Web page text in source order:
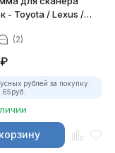
- Toyota / Lexus /
(2)
₽
рублей за покупку:
руб.